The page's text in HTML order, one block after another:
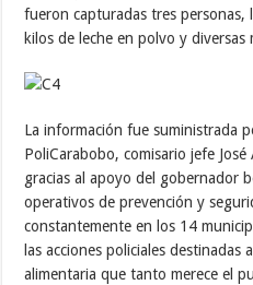
fueron capturadas tres personas,
kilos de leche en polvo y diversas
La información fue suministrada
PoliCarabobo, comisario jefe
gracias al apoyo del gobernador
operativos de prevención y
constantemente en los 14
las acciones policiales destinadas
alimentaria que tanto merece el